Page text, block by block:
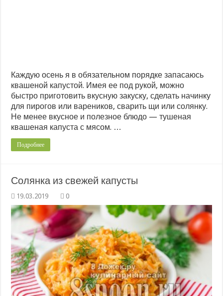
Каждую осень я в обязательном порядке запасаюсь
квашеной капустой. Имея ее под рукой, можно
быстро приготовить вкусную закуску, сделать начинку
для пирогов или вареников, сварить щи или солянку.
Не менее вкусное и полезное блюдо — тушеная
квашеная капуста с мясом. …
Подробнее
Солянка из свежей капусты
0